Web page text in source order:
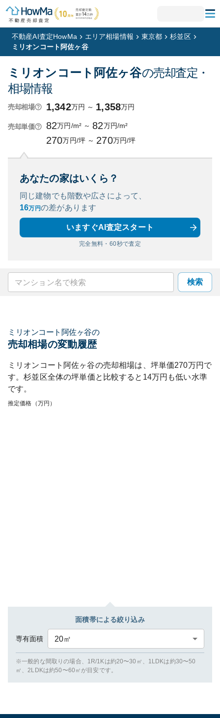
不動産AI査定HowMa エリア相場情報 東京都
杉並区
ミリオンコート阿佐ヶ谷
ミリオンコート阿佐ヶ谷の売却査定・
相場情報
売却相場 1,342万円 ～ 1,358万円
売却単価 82万円/m² ～ 82万円/m²
270万円/坪 ～ 270万円/坪
あなたの家はいくら？
同じ建物でも階数や広さによって、
16万円の差があります
いますぐAI査定スタート
完全無料・60秒で査定
検索
ミリオンコート阿佐ヶ谷の
売却相場の変動履歴
ミリオンコート阿佐ヶ谷の売却相場は、坪単価270万円で
す。杉並区全体の坪単価と比較すると 14万円も低い水準
です。
推定価格（万円）
面積帯による絞り込み
専有面積 20㎡
※一般的な間取りの場合、1R/1Kは約20〜30㎡、1LDKは約30〜50
㎡、2LDKは約50〜60㎡が目安です。